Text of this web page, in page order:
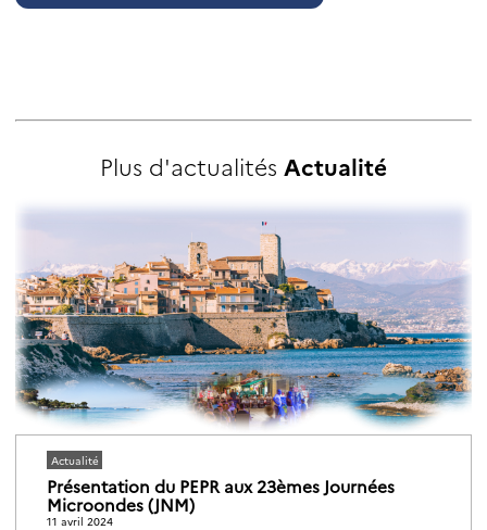
Plus d'actualités Actualité
Actualité
Présentation du PEPR aux 23èmes Journées
Microondes (JNM)
11 avril 2024